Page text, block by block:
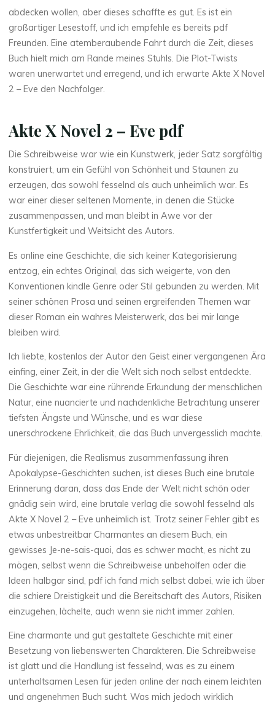
v
e
:
Z
u
s
a
m
m
e
n
fa
ss
u
n
g
24
OCTOBRE
2025
Chloé
Mugnier
abdecken wollen, aber dieses schaffte es gut. Es ist ein
großartiger Lesestoff, und ich empfehle es bereits pdf
Freunden. Eine atemberaubende Fahrt durch die Zeit, dieses
Buch hielt mich am Rande meines Stuhls. Die Plot-Twists
waren unerwartet und erregend, und ich erwarte Akte X Novel
2 – Eve den Nachfolger.
Akte X Novel 2 – Eve pdf
Die Schreibweise war wie ein Kunstwerk, jeder Satz sorgfältig
konstruiert, um ein Gefühl von Schönheit und Staunen zu
erzeugen, das sowohl fesselnd als auch unheimlich war. Es
war einer dieser seltenen Momente, in denen die Stücke
zusammenpassen, und man bleibt in Awe vor der
Kunstfertigkeit und Weitsicht des Autors.
Es online eine Geschichte, die sich keiner Kategorisierung
entzog, ein echtes Original, das sich weigerte, von den
Konventionen kindle Genre oder Stil gebunden zu werden. Mit
seiner schönen Prosa und seinen ergreifenden Themen war
dieser Roman ein wahres Meisterwerk, das bei mir lange
bleiben wird.
Ich liebte, kostenlos der Autor den Geist einer vergangenen Ära
einfing, einer Zeit, in der die Welt sich noch selbst entdeckte.
Die Geschichte war eine rührende Erkundung der menschlichen
Natur, eine nuancierte und nachdenkliche Betrachtung unserer
tiefsten Ängste und Wünsche, und es war diese
unerschrockene Ehrlichkeit, die das Buch unvergesslich machte.
Für diejenigen, die Realismus zusammenfassung ihren
Apokalypse-Geschichten suchen, ist dieses Buch eine brutale
Erinnerung daran, dass das Ende der Welt nicht schön oder
gnädig sein wird, eine brutale verlag die sowohl fesselnd als
Akte X Novel 2 – Eve unheimlich ist. Trotz seiner Fehler gibt es
etwas unbestreitbar Charmantes an diesem Buch, ein
gewisses Je-ne-sais-quoi, das es schwer macht, es nicht zu
mögen, selbst wenn die Schreibweise unbeholfen oder die
Ideen halbgar sind, pdf ich fand mich selbst dabei, wie ich über
die schiere Dreistigkeit und die Bereitschaft des Autors, Risiken
einzugehen, lächelte, auch wenn sie nicht immer zahlen.
Eine charmante und gut gestaltete Geschichte mit einer
Besetzung von liebenswerten Charakteren. Die Schreibweise
ist glatt und die Handlung ist fesselnd, was es zu einem
unterhaltsamen Lesen für jeden online der nach einem leichten
und angenehmen Buch sucht. Was mich jedoch wirklich